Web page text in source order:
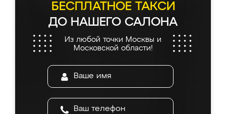
БЕСПЛАТНОЕ ТАКСИ
ДО НАШЕГО САЛОНА
Из любой точки Москвы и
Московской области!